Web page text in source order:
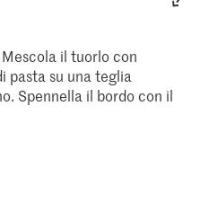
il tuorlo con
pasta su una teglia
Spennella il bordo con il